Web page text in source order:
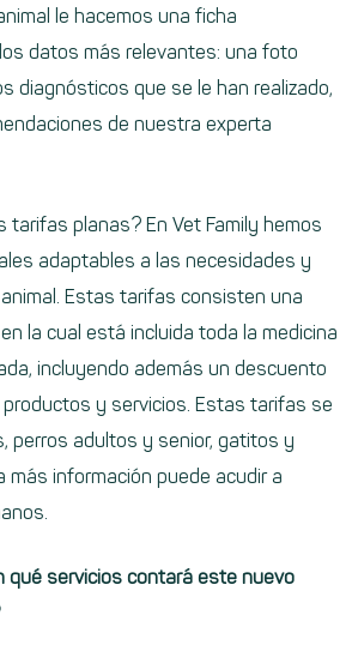
le hacemos una ficha
datos más relevantes: una foto
diagnósticos que se le han realizado,
de nuestra experta
tarifas planas? En Vet Family hemos
adaptables a las necesidades y
Estas tarifas consisten una
en la cual está incluida toda la medicina
incluyendo además un descuento
y servicios. Estas tarifas se
perros adultos y senior, gatitos y
más información puede acudir a
qué servicios contará este nuevo